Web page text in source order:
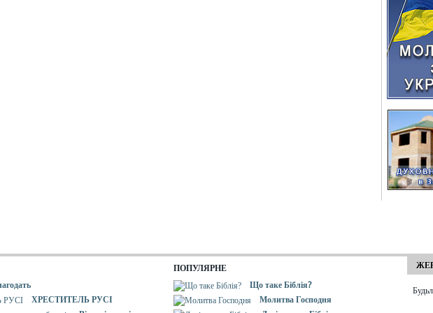
ХРЕСТИТЕЛЬ РУСІ
ПОПУЛЯРНЕ
Що таке Біблія?
Молитва Господня